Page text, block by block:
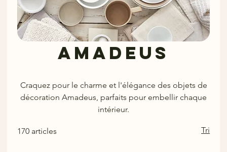
Amadeus
Craquez pour le charme et l'élégance des objets de
décoration Amadeus, parfaits pour embellir chaque
intérieur.
170 articles Tri